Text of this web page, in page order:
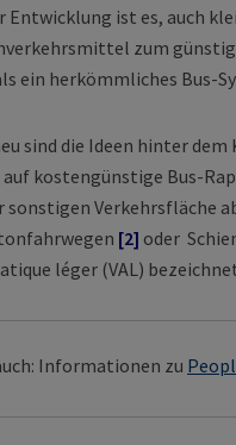
Entwicklung ist es, auch
zum
ein herkömmliches Bus-
sind die Ideen hinter
kostengünstige Bus-
sonstigen Verkehrsfläche
[2] oder
léger (VAL)
Informationen zu